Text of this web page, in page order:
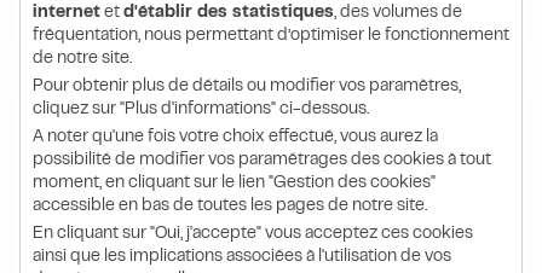
DÉTAILPRODUIT
internetet d'établir des statistiques , des volumes de
fréquentation, nous permettant d’optimiser le fonctionnement
de notre site.
Pour obtenir plus de détails ou modifier vos paramètres,
cliquez sur "Plus d'informations" ci-dessous.
A noter qu'une fois votre choix effectué, vous aurez la
possibilité de modifier vos paramétrages des cookies à tout
moment, en cliquant sur le lien "Gestion des cookies"
accessible en bas de toutes les pages de notre site.
En cliquant sur "Oui, j'accepte" vous acceptez ces cookies
ainsi que les implications associées à l'utilisation de vos